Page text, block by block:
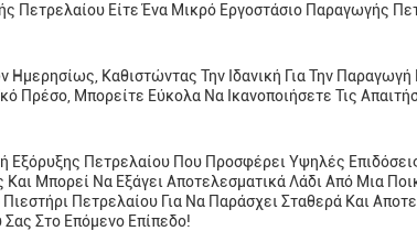
Είτε Ένα Μικρό Εργοστάσιο Παραγωγής
Καθιστώντας Την Ιδανική Για Την
Πρέσο, Μπορείτε Εύκολα Να Ικανοποιήσετε Τις
Πετρελαίου Που Προσφέρει Υψηλές
Μπορεί Να Εξάγει Αποτελεσματικά Λάδι Από Μια
Πετρελαίου Για Να Παράσχει Σταθερά Και
Στο Επόμενο Επίπεδο!